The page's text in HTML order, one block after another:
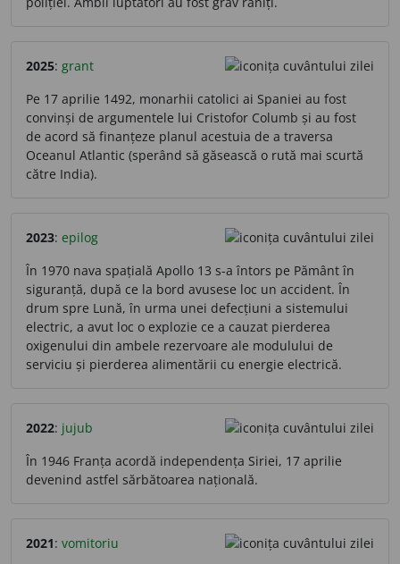
2025: grant
Pe 17 aprilie 1492, monarhii catolici ai Spaniei au fost
convinși de argumentele lui Cristofor Columb și au fost
de acord să finanțeze planul acestuia de a traversa
Oceanul Atlantic (sperând să găsească o rută mai scurtă
către India).
2023: epilog
În 1970 nava spațială Apollo 13 s-a întors pe Pământ în
siguranță, după ce la bord avusese loc un accident. În
drum spre Lună, în urma unei defecțiuni a sistemului
electric, a avut loc o explozie ce a cauzat pierderea
oxigenului din ambele rezervoare ale modulului de
serviciu și pierderea alimentării cu energie electrică.
2022: jujub
În 1946 Franța acordă independența Siriei, 17 aprilie
devenind astfel sărbătoarea națională.
2021: vomitoriu